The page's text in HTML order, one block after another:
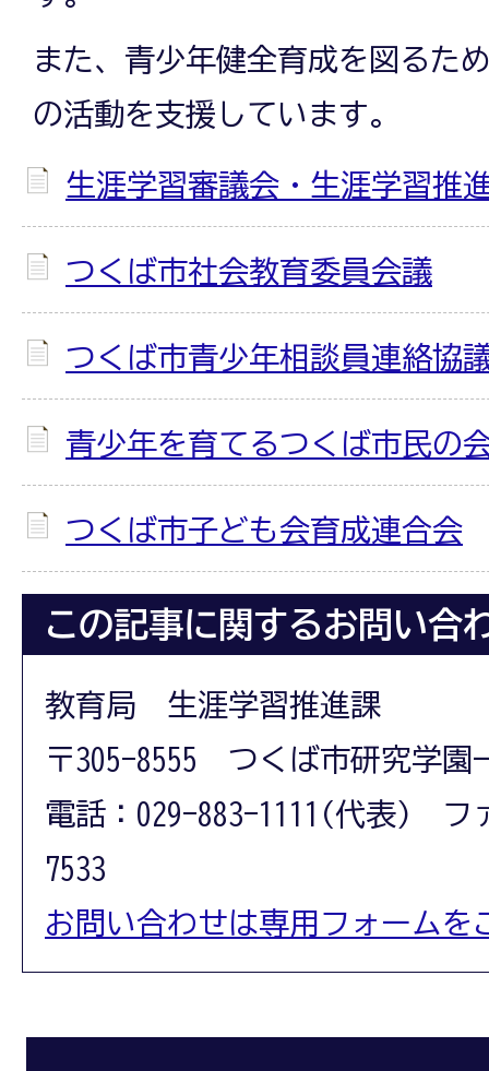
また、青少年健全育成を図るた
の活動を支援しています。
生涯学習審議会・生涯学習推
つくば市社会教育委員会議
つくば市青少年相談員連絡協
青少年を育てるつくば市民の
つくば市子ども会育成連合会
この記事に関するお問い合
教育局 生涯学習推進課
〒305-8555 つくば市研究学園
電話：029-883-1111(代表) フ
7533
お問い合わせは専用フォームを